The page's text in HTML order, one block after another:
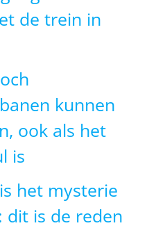
de trein in
kunnen
ook als het
is
het mysterie
dit is de reden